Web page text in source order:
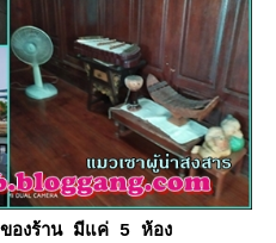
องร้าน มีแค่ 5 ห้อง